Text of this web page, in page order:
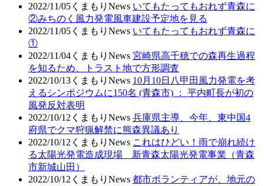
2022/11/05 くまもりNews いてもたってもおれず青森に
②みちのく風力発電風車建設予定地を見る
2022/11/05 くまもりNews いてもたってもおれず青森に
①
2022/11/04 くまもりNews 宮崎県高千穂での森再生過程
を知るため、トラスト地で方形調査
2022/10/13 くまもりNews 10月10日八甲田風力発電を考
えるシンポジウムに150名 (青森市) ： 平内町長が初の
風発反対表明
2022/10/12 くまもりNews 兵庫県主導、今年、東中国4
府県でクマ狩猟解禁に熊森異議あり
2022/10/12 くまもりNews これはひどい！雨で崩れ続け
る太陽光発電造成現場 新青森太陽光発電事業（青森
市新城山田）
2022/10/12 くまもりNews 都市ボランティアが、地元の